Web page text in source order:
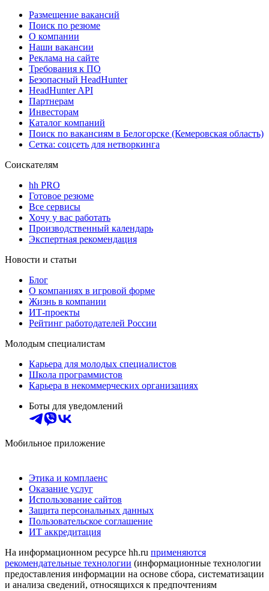
Размещение вакансий
Поиск по резюме
О компании
Наши вакансии
Реклама на сайте
Требования к ПО
Безопасный HeadHunter
HeadHunter API
Партнерам
Инвесторам
Каталог компаний
Поиск по вакансиям в Белогорске (Кемеровская область)
Сетка: соцсеть для нетворкинга
Соискателям
hh PRO
Готовое резюме
Все сервисы
Хочу у вас работать
Производственный календарь
Экспертная рекомендация
Новости и статьи
Блог
О компаниях в игровой форме
Жизнь в компании
ИТ-проекты
Рейтинг работодателей России
Молодым специалистам
Карьера для молодых специалистов
Школа программистов
Карьера в некоммерческих организациях
Боты для уведомлений
Мобильное приложение
Этика и комплаенс
Оказание услуг
Использование сайтов
Защита персональных данных
Пользовательское соглашение
ИТ аккредитация
На информационном ресурсе hh.ru применяются
рекомендательные технологии (информационные технологии
предоставления информации на основе сбора, систематизации
и анализа сведений, относящихся к предпочтениям